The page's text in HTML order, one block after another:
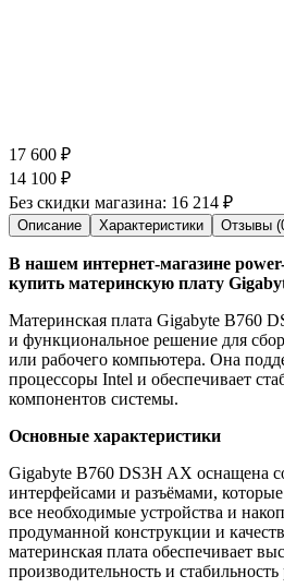
17 600 ₽
14 100 ₽
Без скидки магазина: 16 214 ₽
Описание Характеристики Отзывы
В нашем интернет-магазине
купить материнскую плату
Материнская плата Gigabyte B760
и функциональное решение для
или рабочего компьютера. Она
процессоры Intel и обеспечивает
компонентов системы.
Основные характеристики
Gigabyte B760 DS3H AX оснащена
интерфейсами и разъёмами,
все необходимые устройства и
продуманной конструкции и
материнская плата обеспечивает
производительность и